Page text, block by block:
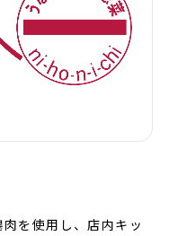
を使用し、店内キッ